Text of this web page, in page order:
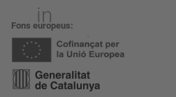
Fons europeus